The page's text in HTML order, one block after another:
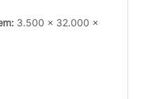
3.500 x 32.000 x